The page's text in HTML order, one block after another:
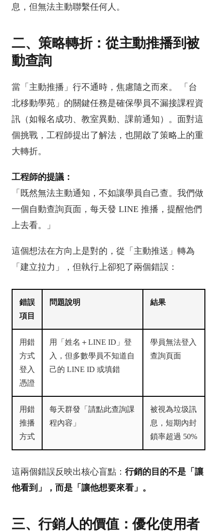
息，但無法主動聯繫任何人。
二、策略轉折：從主動推播到被
動查詢
當「主動推播」行不通時，焦慮隨之而來。 「台
北移動學苑」的關鍵任務是確保學員不漏接課程資
訊（如報名成功、教室異動、課前通知）。面對這
個挑戰，工程師提出了解法，也開啟了策略上的重
大轉折。
工程師的提議：
「既然無法主動通知，不如讓學員自己查。我們做
一個自動查詢頁面，每天發 LINE 推播，提醒他們
上去看。」
這個想法在方向上是對的，從「主動推送」轉為
「建立拉力」，但執行上卻犯了兩個錯誤：
錯誤
項目
問題說明 結果
用錯
方式
登入
憑證
用「姓名＋LINE ID」登
入，但多數學員不知道自
己的 LINE ID 或填錯
學員無法登入
查詢頁面
用錯
推播
方式
每天群發「請點此查詢課
程內容」
被視為垃圾訊
息，短期內封
鎖率超過 50%
這兩個錯誤反映出核心盲點： 行銷的目的不是「讓
他看到」，而是「讓他想要來看」。
三、行銷人的價值：優化使用者